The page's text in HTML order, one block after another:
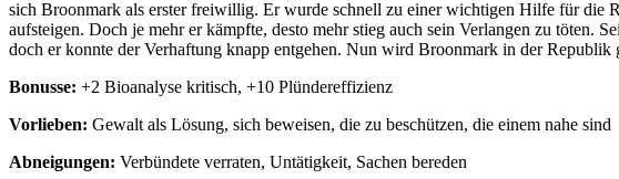
sich Broonmark als erster freiwillig. Er wurde schnell zu einer wichtigen Hilfe für die
aufsteigen. Doch je mehr er kämpfte, desto mehr stieg auch sein Verlangen zu töten.
doch er konnte der Verhaftung knapp entgehen. Nun wird Broonmark in der
Bonusse: +2 Bioanalyse kritisch, +10 Plündereffizienz
Vorlieben: Gewalt als Lösung, sich beweisen, die zu beschützen, die einem nahe sind
Abneigungen: Verbündete verraten, Untätigkeit, Sachen bereden